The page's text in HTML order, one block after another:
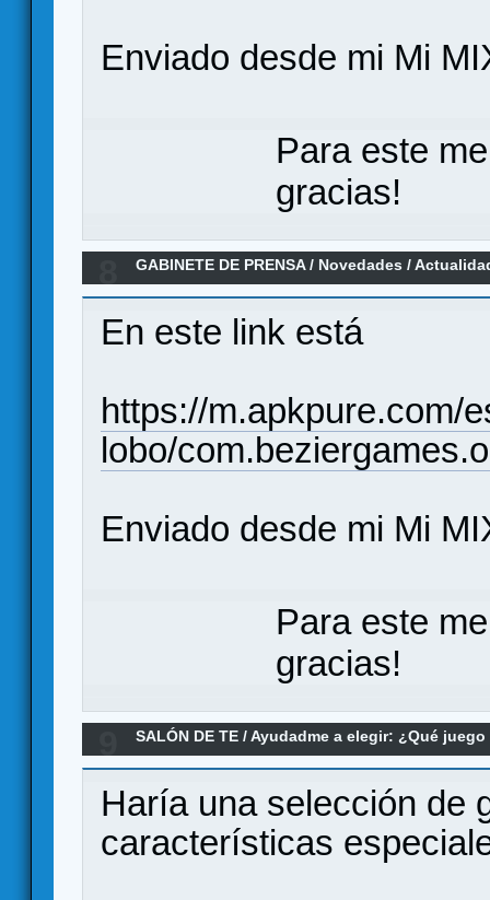
Enviado desde mi Mi
Para este
gracias!
GABINETE DE PRENSA/ Novedades /
Werewolf de la mano de Viravi
En este link está
https://m.apkpure.com/
lobo/
Enviado desde mi Mi
Para este
gracias!
SALÓN DE TE /Ayudadme a elegir: ¿Qué
imprescindibles en una ludoteca
Haría una selección de
características